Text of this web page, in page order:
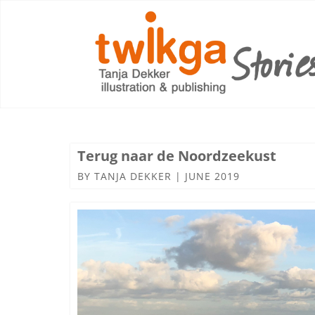
Terug naar de Noordzeekust
BY TANJA DEKKER | JUNE 2019